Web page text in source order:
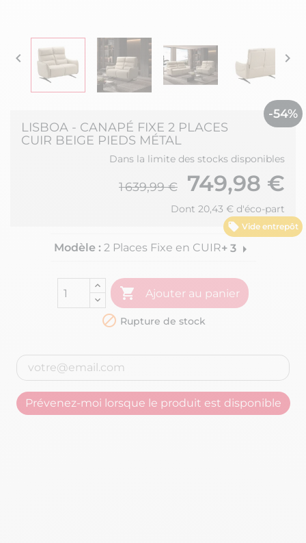
 
Vide entrepôt
-54%
LISBOA - CANAPÉ FIXE 2 PLACES
CUIR BEIGE PIEDS MÉTAL
Dans la limite des stocks disponibles
1 639,99 € 749,98 €
Dont 20,43 € d'éco-part
Modèle : 2 Places Fixe en CUIR+ 3arrow_right
 Ajouter au panier
 Rupture de stock
Prévenez-moi lorsque le produit est disponible